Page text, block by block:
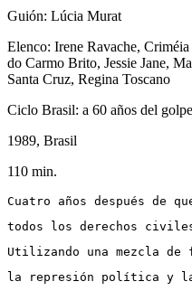
Guión: Lúcia Murat
Elenco: Irene Ravache,
do Carmo Brito, Jessie Jane,
Santa Cruz, Regina Toscano
Ciclo Brasil: a 60 años del golpe
1989, Brasil
110 min.
Cuatro años después de
todos los derechos
Utilizando una mezcla
la represión política y la